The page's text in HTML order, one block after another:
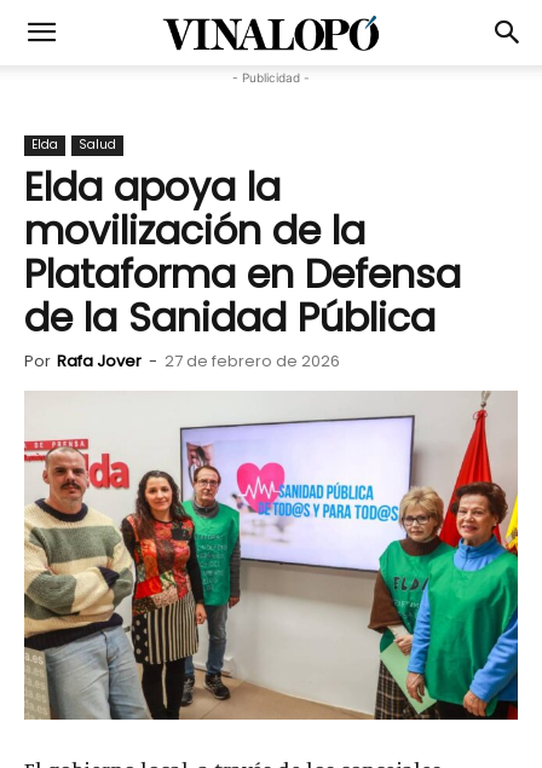
- Publicidad -
Elda Salud
Elda apoya la
movilización de la
Plataforma en Defensa
de la Sanidad Pública
Por Rafa Jover - 27 de febrero de 2026